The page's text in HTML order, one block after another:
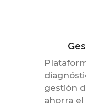
gestión
ahorra